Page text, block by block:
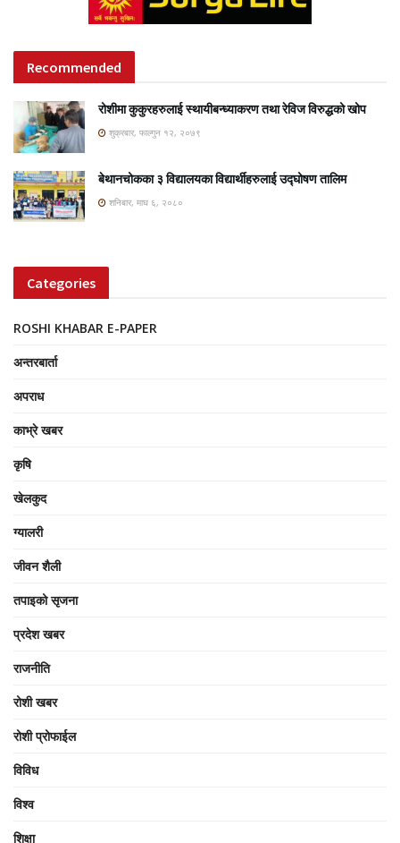
Recommended
रोशीमा कुकुरहरुलाई स्थायीबन्ध्याकरण तथा रेविज विरुद्धको खोप
शुक्रबार, फाल्गुन १२, २०७९
बेथानचोकका ३ विद्यालयका विद्यार्थीहरुलाई उद्घोषण तालिम
शनिबार, माघ ६, २०८०
Categories
ROSHI KHABAR E-PAPER
अन्तरबार्ता
अपराध
काभ्रे खबर
कृषि
खेलकुद
ग्यालरी
जीवन शैली
तपाइको सृजना
प्रदेश खबर
राजनीति
रोशी खबर
रोशी प्रोफाईल
विविध
विश्व
शिक्षा